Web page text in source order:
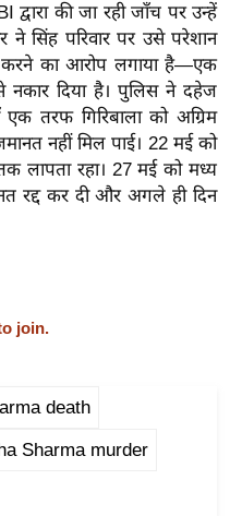
द्वारा की जा रही जाँच पर उन्हें
ने सिंह परिवार पर उसे परेशान
का आरोप लगाया है—एक
नकार दिया है। पुलिस ने दहेज
तरफ गिरिबाला को अग्रिम
नहीं मिल पाई। 22 मई को
लापता रहा। 27 मई को मध्य
रद्द कर दी और अगले ही दिन
join.
death
Sharma murder